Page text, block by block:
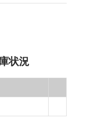
状況